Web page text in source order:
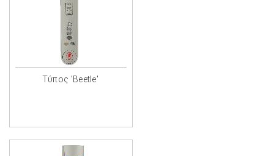
Τύπος 'Beetle'